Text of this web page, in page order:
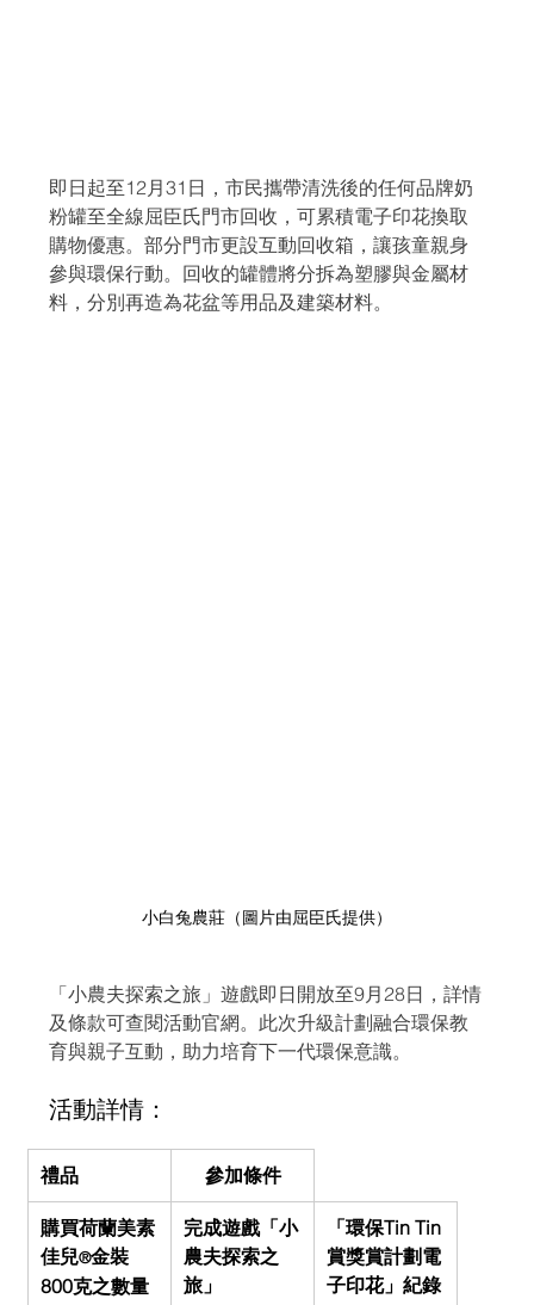
即日起至12月31日，市民攜帶清洗後的任何品牌奶
粉罐至全線屈臣氏門市回收，可累積電子印花換取
購物優惠。部分門市更設互動回收箱，讓孩童親身
參與環保行動。回收的罐體將分拆為塑膠與金屬材
料，分別再造為花盆等用品及建築材料。
小白兔農莊（圖片由屈臣氏提供）
「小農夫探索之旅」遊戲即日開放至9月28日，詳情
及條款可查閱活動官網。此次升級計劃融合環保教
育與親子互動，助力培育下一代環保意識。
活動詳情：
禮品 參加條件
購買荷蘭美素
佳兒®金裝
800克之數量
完成遊戲「小
農夫探索之
旅」
「環保Tin Tin
賞獎賞計劃電
子印花」紀錄